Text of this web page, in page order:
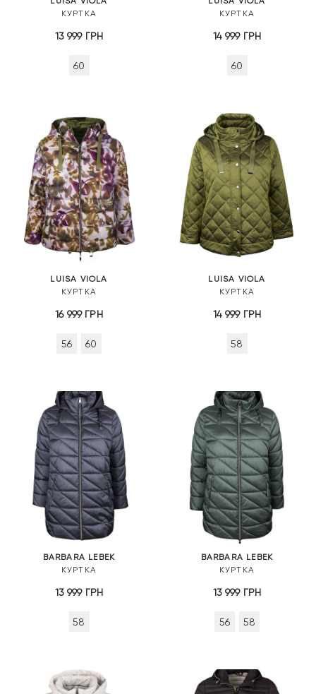
КУРТКА
13 999 ГРН
60
КУРТКА
14 999 ГРН
60
LUISA VIOLA
КУРТКА
16 999 ГРН
56 60
LUISA VIOLA
КУРТКА
14 999 ГРН
58
BARBARA LEBEK
КУРТКА
13 999 ГРН
58
BARBARA LEBEK
КУРТКА
13 999 ГРН
56 58